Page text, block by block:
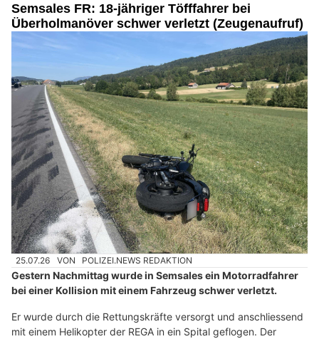
Semsales FR: 18-jähriger Töfffahrer bei
Überholmanöver schwer verletzt (Zeugenaufruf)
25.07.26 VON POLIZEI.NEWS REDAKTION
Gestern Nachmittag wurde in Semsales ein Motorradfahrer
bei einer Kollision mit einem Fahrzeug schwer verletzt.
Er wurde durch die Rettungskräfte versorgt und anschliessend
mit einem Helikopter der REGA in ein Spital geflogen. Der